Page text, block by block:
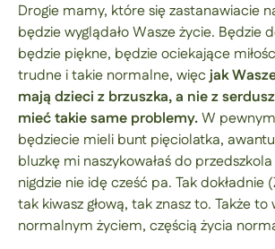
Drogie mamy, które się zastanawiacie
będzie wyglądało Wasze życie. Będzie
będzie piękne, będzie ociekające
trudne i takie normalne, więcjak
mają dzieci z brzuszka, a nie z
mieć takie same problemy.W
będziecie mieli bunt pięciolatka,
bluzkę mi naszykowałaś do
nigdzie nie idę cześć pa. Tak dokładnie
tak kiwasz głową, tak znasz to. Także to
normalnym życiem, częścią życia